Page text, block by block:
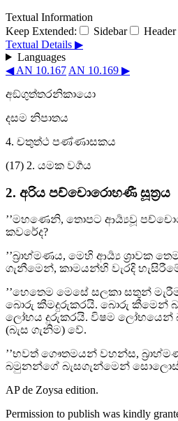
Textual Information
Keep Extended:
Sidebar
Header
Textual Details ▶
Languages
◀ AN 10.167 AN 10.169 ▶
අඞ්ගුත්තරනිකායො
දසම නිපාතය
4. චතුත්‍ථ පණ්ණාසකය
(17) 2. යමක වර්‍ගය
2. අරිය පච්චොරොහණී සූත්‍රය
’’මහණෙනි, තොපට ආර්‍ය්‍යවූ
කවරේද?
’’බ්‍රාහ්මණය, මෙහි ආර්‍ය්‍ය
ගැනීමෙන්, කාමයන්හි වැරදි
’’හෙතෙම මෙසේ සලකා සතුන්
බොරු කීමදුරුකරයි. බොරු කීමෙන්
ලෝභය දුරුකරයි. විෂම ලෝභයෙන්
(බැස ගැනිම) වේ.
’’භවත් ගෞතමයන් වහන්ස,
බමුනන්ගේ බැසගැන්මෙන් සොලොස්
AP de Zoysa edition.
Permission to publish was kindly